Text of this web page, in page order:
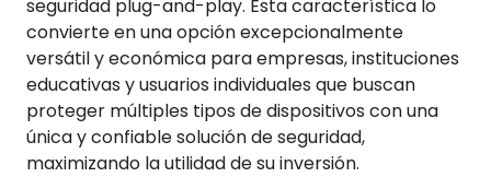
seguridad plug-and-play. Esta característica lo
convierte en una opción excepcionalmente
versátil y económica para empresas, instituciones
educativas y usuarios individuales que buscan
proteger múltiples tipos de dispositivos con una
única y confiable solución de seguridad,
maximizando la utilidad de su inversión.